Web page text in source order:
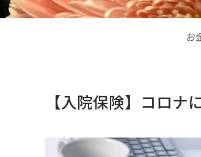
お
【入院保険】コロナ